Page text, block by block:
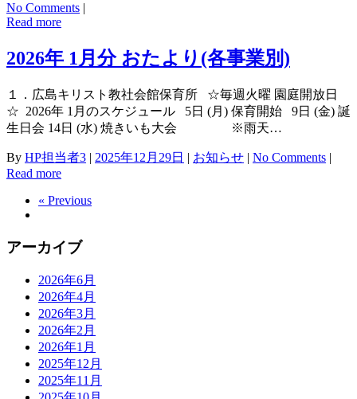
No Comments |
Read more
2026年 1月分 おたより(各事業別)
１．広島キリスト教社会館保育所 ☆毎週火曜 園庭開放日
☆ 2026年 1月のスケジュール 5日 (月) 保育開始 9日 (金) 誕
生日会 14日 (水) 焼きいも大会 ※雨天…
By HP担当者3 | 2025年12月29日 | お知らせ | No Comments |
Read more
« Previous
アーカイブ
2026年6月
2026年4月
2026年3月
2026年2月
2026年1月
2025年12月
2025年11月